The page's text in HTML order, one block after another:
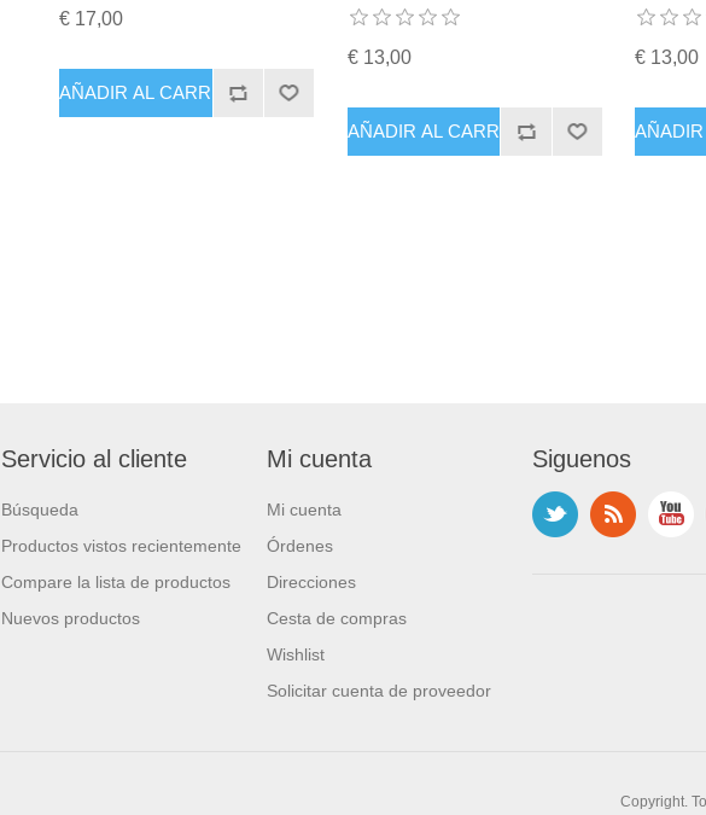
€ 17,00
€ 13,00 € 13,00
Servicio al cliente
Búsqueda
Productos vistos recientemente
Compare la lista de productos
Nuevos productos
Mi cuenta
Mi cuenta
Órdenes
Direcciones
Cesta de compras
Wishlist
Solicitar cuenta de proveedor
Siguenos
Copyright.